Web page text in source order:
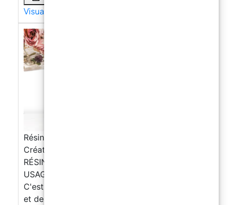
Visualizza di più →
Résine Époxy Transparente - La Préférée des
Créatifs et des Artisans
RÉSINE ÉPOXY TRANSPARENT / MULTI-
USAGES BICOMPOSANT A + B RESIN PRO
C'est le produit pour les créations artistiques
et de bijoux, pour la restauration, le